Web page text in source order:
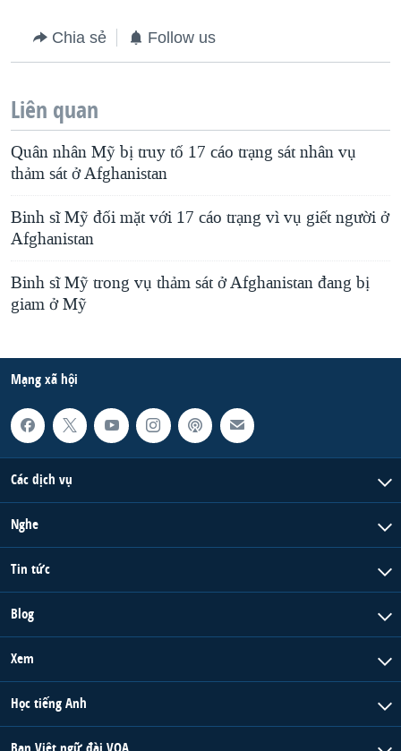
Chia sẻ Follow us
Liên quan
Quân nhân Mỹ bị truy tố 17 cáo trạng sát nhân vụ
thảm sát ở Afghanistan
Binh sĩ Mỹ đối mặt với 17 cáo trạng vì vụ giết người ở
Afghanistan
Binh sĩ Mỹ trong vụ thảm sát ở Afghanistan đang bị
giam ở Mỹ
Mạng xã hội
Các dịch vụ
Nghe
Tin tức
Blog
Xem
Học tiếng Anh